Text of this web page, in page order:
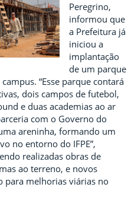
Peregrino,
informou que
a Prefeitura já
iniciou a
implantação
de um parque
“Esse parque contará
dois campos de futebol,
e duas academias ao ar
com o Governo do
areninha, formando um
no entorno do IFPE”,
realizadas obras de
ao terreno, e novos
para melhorias viárias no